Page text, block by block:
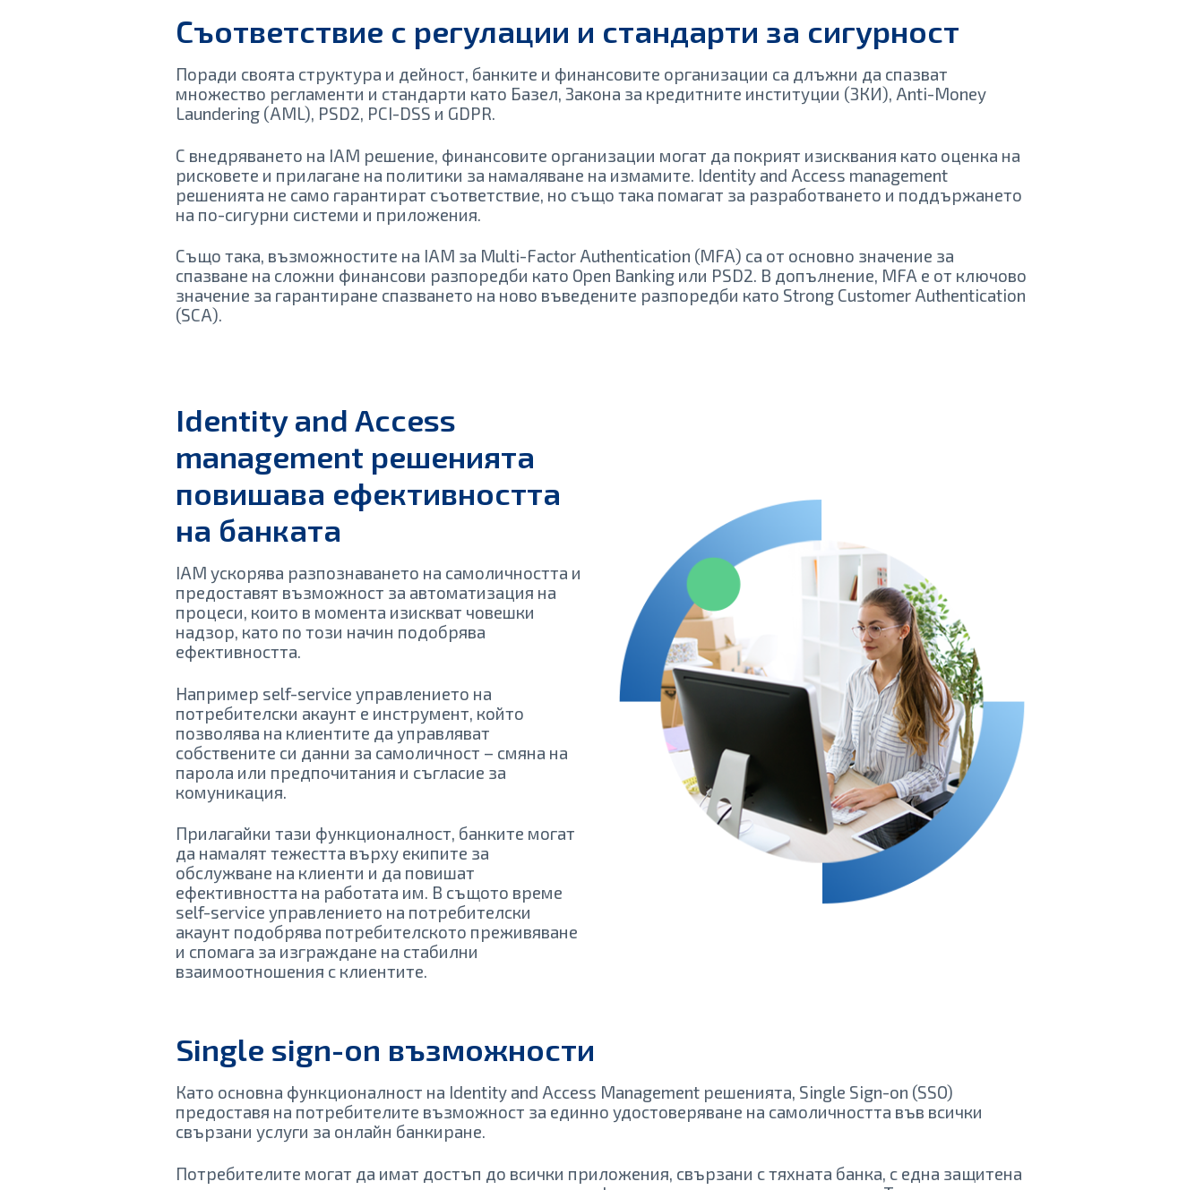
Съответствие с регулации и стандарти за сигурност
Поради своята структура и дейност, банките и финансовите организации са длъжни да спазват
множество регламенти и стандарти като Базел, Закона за кредитните институции (ЗКИ), Anti-Money
Laundering (AML), PSD2, PCI-DSS и GDPR.
С внедряването на IAM решение, финансовите организации могат да покрият изисквания като оценка на
рисковете и прилагане на политики за намаляване на измамите. Identity and Access management
решенията не само гарантират съответствие, но също така помагат за разработването и поддържането
на по-сигурни системи и приложения.
Също така, възможностите на IAM за Multi-Factor Authentication (MFA) са от основно значение за
спазване на сложни финансови разпоредби като Open Banking или PSD2. В допълнение, MFA е от ключово
значение за гарантиране спазването на ново въведените разпоредби като Strong Customer Authentication
(SCA).
Identity and Access
management решенията
повишава ефективността
на банката
IAM ускорява разпознаването на самоличността и
предоставят възможност за автоматизация на
процеси, които в момента изискват човешки
надзор, като по този начин подобрява
ефективността.
Например self-service управлението на
потребителски акаунт е инструмент, който
позволява на клиентите да управляват
собствените си данни за самоличност – смяна на
парола или предпочитания и съгласие за
комуникация.
Прилагайки тази функционалност, банките могат
да намалят тежестта върху екипите за
обслужване на клиенти и да повишат
ефективността на работата им. В същото време
self-service управлението на потребителски
акаунт подобрява потребителското преживяване
и спомага за изграждане на стабилни
взаимоотношения с клиентите.
Single sign-on възможности
Като основна функционалност на Identity and Access Management решенията, Single Sign-on (SSO)
предоставя на потребителите възможност за единно удостоверяване на самоличността във всички
свързани услуги за онлайн банкиране.
Потребителите могат да имат достъп до всички приложения, свързани с тяхната банка, с една защитена